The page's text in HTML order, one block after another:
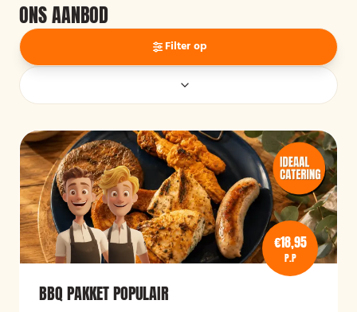
ONS AANBOD
Filter op
€18,95
P.P
BBQ PAKKET POPULAIR